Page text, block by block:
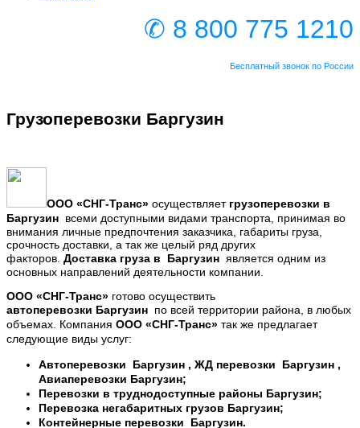
✆ 8 800 775 1210
Бесплатный звонок по России
Грузоперевозки Баргузин
ООО «СНГ-Транс» осуществляет грузоперевозки в
Баргузин всеми доступными видами транспорта, принимая во
внимания личные предпочтения заказчика, габариты груза,
срочность доставки, а так же целый ряд других
факторов. Доставка груза в Баргузин является одним из
основных направлений деятельности компании.
ООО «СНГ-Транс» готово осуществить
автоперевозки Баргузин по всей территории района, в любых
объемах. Компания ООО «СНГ-Транс» так же предлагает
следующие виды услуг:
Автоперевозки
Баргузин , ЖД перевозки Баргузин ,
Авиаперевозки Баргузин;
Перевозки в труднодоступные районы Баргузин;
Перевозка негабаритных грузов Баргузин;
Контейнерные перевозки
Баргузин.